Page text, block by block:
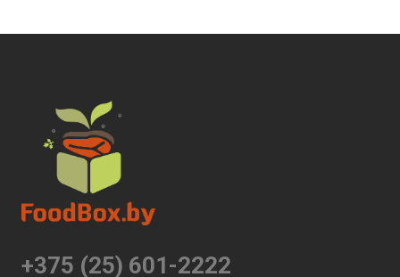
+375 (25) 601-2222